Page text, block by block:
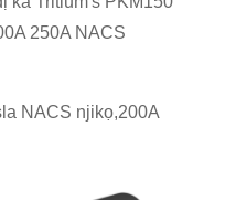
250A NACS
NACS njikọ,200A